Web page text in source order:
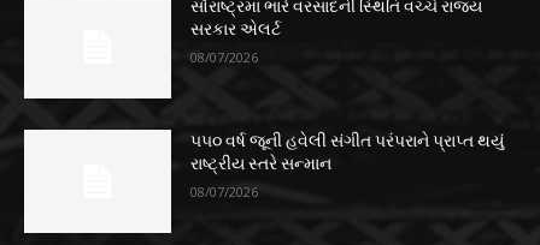
સૌરાષ્ટ્રમાં ભારે વરસાદની સ્થિતિ વચ્ચે રાજ્ય
સરકાર એલર્ટ
08/07/2026
૫૫૦ વર્ષ જૂની હવેલી સંગીત પરંપરાને પ્રાપ્ત થયું
રાષ્ટ્રીય સ્તરે સન્માન
08/07/2026